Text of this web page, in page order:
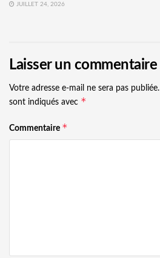
JUILLET 24, 2026
Laisser un commentaire
Votre adresse e-mail ne sera pas publiée.
sont indiqués avec *
Commentaire *